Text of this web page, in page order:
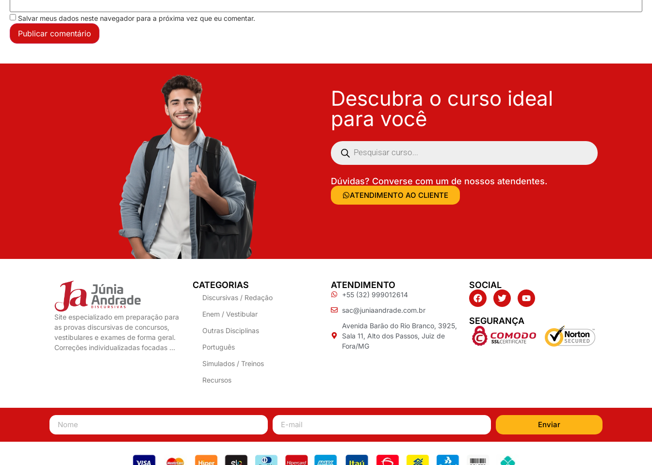
Salvar meus dados neste navegador para a próxima vez que eu comentar.
Descubra o curso ideal
para você
Dúvidas? Converse com um de nossos atendentes.
ATENDIMENTO AO CLIENTE
Site especializado em preparação para
as provas discursivas de concursos,
vestibulares e exames de forma geral.
Correções individualizadas focadas …
CATEGORIAS
Discursivas / Redação
Enem / Vestibular
Outras Disciplinas
Português
Simulados / Treinos
Recursos
ATENDIMENTO
+55 (32) 999012614
sac@juniaandrade.com.br
Avenida Barão do Rio Branco, 3925,
Sala 11, Alto dos Passos, Juiz de
Fora/MG
SOCIAL
SEGURANÇA
Enviar